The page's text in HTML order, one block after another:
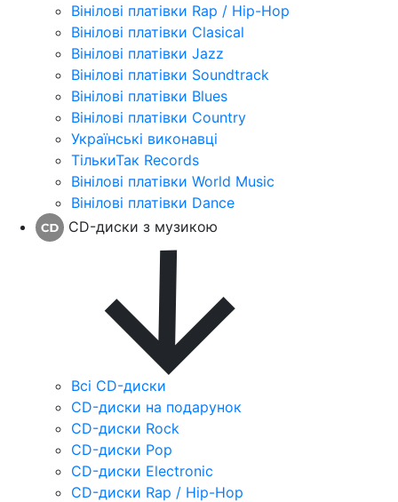
Вінілові платівки Rap / Hip-Hop
Вінілові платівки Clasical
Вінілові платівки Jazz
Вінілові платівки Soundtrack
Вінілові платівки Blues
Вінілові платівки Country
Українські виконавці
ТількиТак Records
Вінілові платівки World Music
Вінілові платівки Dance
CD-диски з музикою
Всі CD-диски
CD-диски на подарунок
CD-диски Rock
CD-диски Pop
CD-диски Electronic
CD-диски Rap / Hip-Hop